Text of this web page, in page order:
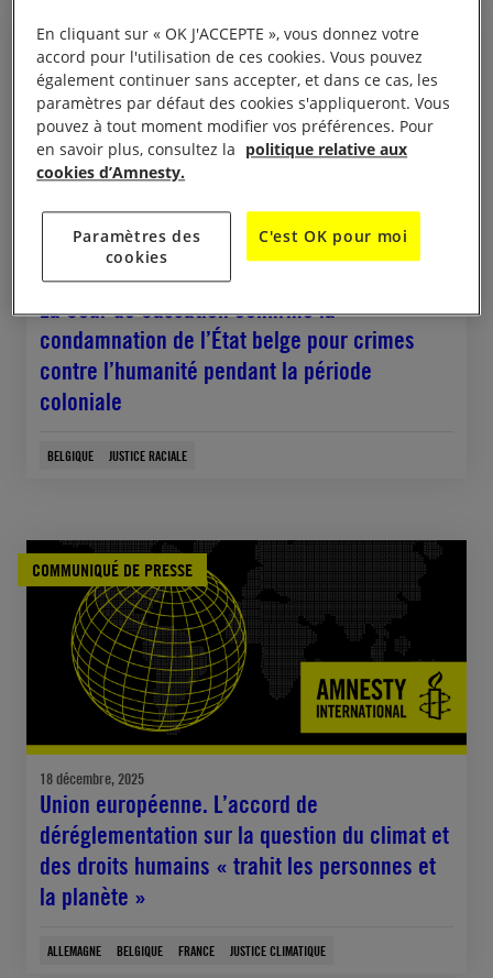
COMMUNIQUÉ DE PRESSE
26 mai, 2026
Belgique : Affaire des cinq femmes métisses :
La Cour de Cassation confirme la
condamnation de l’État belge pour crimes
contre l’humanité pendant la période
coloniale
BELGIQUE JUSTICE RACIALE
COMMUNIQUÉ DE PRESSE
18 décembre, 2025
Union européenne. L’accord de
déréglementation sur la question du climat et
des droits humains « trahit les personnes et
la planète »
ALLEMAGNE BELGIQUE FRANCE JUSTICE CLIMATIQUE
En cliquant sur « OK J'ACCEPTE », vous donnez votre
accord pour l'utilisation de ces cookies. Vous pouvez
également continuer sans accepter, et dans ce cas, les
paramètres par défaut des cookies s'appliqueront. Vous
pouvez à tout moment modifier vos préférences. Pour
en savoir plus, consultez la politique relative aux
cookies d’Amnesty.
Paramètres des
cookies
C'est OK pour moi